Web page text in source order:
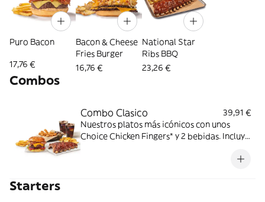
Puro Bacon
17,76 €
Bacon & Cheese
Fries Burger
16,76 €
National Star
Ribs BBQ
23,26 €
Combos
Combo Clasico
39,91 €
Nuestros platos más icónicos con unos
Choice Chicken Fingers* y 2 bebidas. Incluye
Perfecto para cena y película en casa. ¡DE
Starters